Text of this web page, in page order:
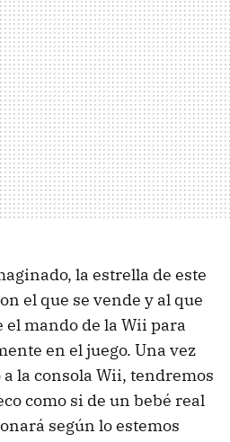
la estrella de este
el que se vende y al que
mando de la Wii para
en el juego. Una vez
la consola Wii, tendremos
como si de un bebé real
según lo estemos